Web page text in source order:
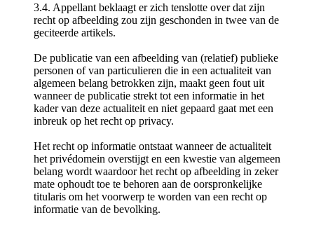
3.4. Appellant beklaagt er zich tenslotte over dat zijn
recht op afbeelding zou zijn geschonden in twee van de
geciteerde artikels.
De publicatie van een afbeelding van (relatief) publieke
personen of van particulieren die in een actualiteit van
algemeen belang betrokken zijn, maakt geen fout uit
wanneer de publicatie strekt tot een informatie in het
kader van deze actualiteit en niet gepaard gaat met een
inbreuk op het recht op privacy.
Het recht op informatie ontstaat wanneer de actualiteit
het privédomein overstijgt en een kwestie van algemeen
belang wordt waardoor het recht op afbeelding in zeker
mate ophoudt toe te behoren aan de oorspronkelijke
titularis om het voorwerp te worden van een recht op
informatie van de bevolking.